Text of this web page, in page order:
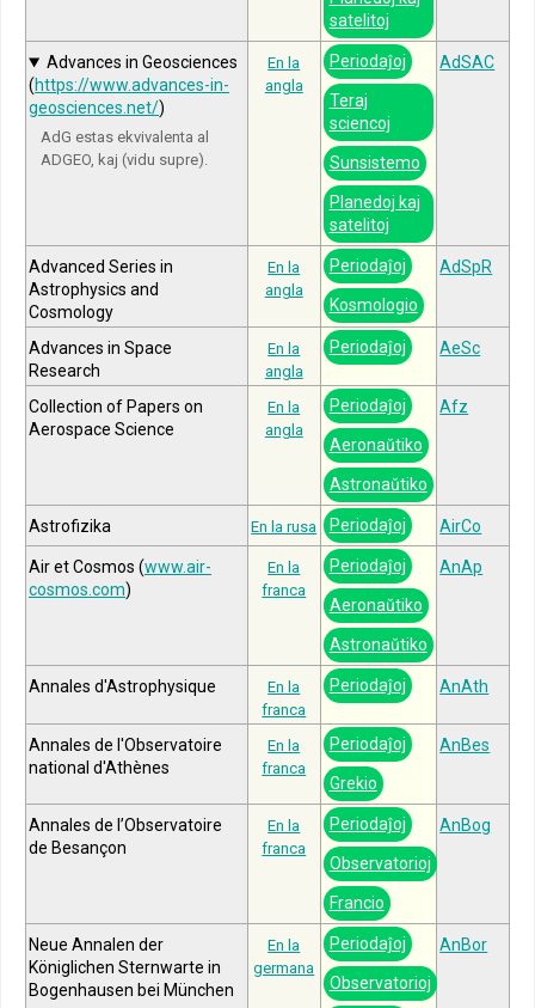
satelitoj
Advances in Geosciences
(https://www.advances-in-
geosciences.net/)
AdG estas ekvivalenta al
ADGEO, kaj (vidu supre).
En la
angla
Periodaĵoj
Teraj
sciencoj
Sunsistemo
Planedoj kaj
satelitoj
AdSAC
Advanced Series in
Astrophysics and
Cosmology
En la
angla
Periodaĵoj
Kosmologio
AdSpR
Advances in Space
Research
En la
angla
Periodaĵoj AeSc
Collection of Papers on
Aerospace Science
En la
angla
Periodaĵoj
Aeronaŭtiko
Astronaŭtiko
Afz
Astrofizika En la rusa Periodaĵoj AirCo
Air et Cosmos (www.air-
cosmos.com)
En la
franca
Periodaĵoj
Aeronaŭtiko
Astronaŭtiko
AnAp
Annales d'Astrophysique
En la
franca
Periodaĵoj AnAth
Annales de l'Observatoire
national d'Athènes
En la
franca
Periodaĵoj
Grekio
AnBes
Annales de l’Observatoire
de Besançon
En la
franca
Periodaĵoj
Observatorioj
Francio
AnBog
Neue Annalen der
Königlichen Sternwarte in
Bogenhausen bei München
En la
germana
Periodaĵoj
Observatorioj
AnBor